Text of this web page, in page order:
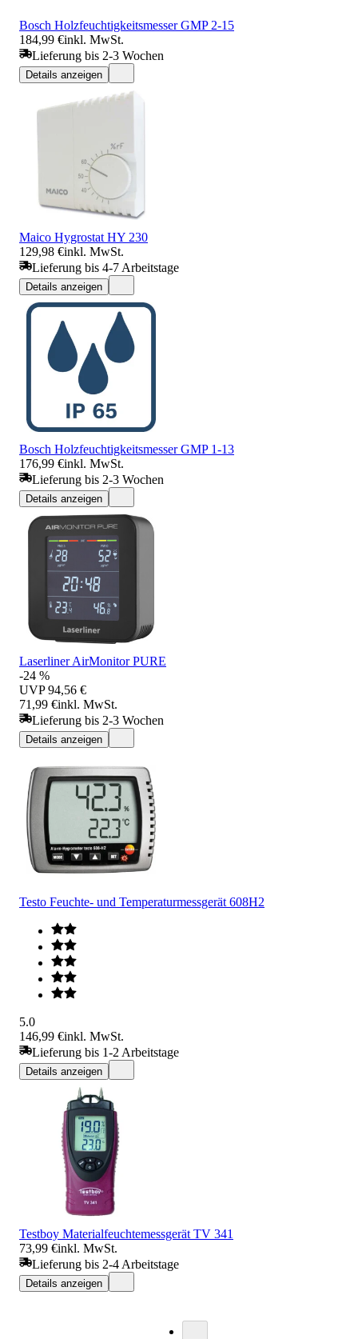
Bosch Holzfeuchtigkeitsmesser GMP 2-15
184,99 €inkl. MwSt.
Lieferung bis 2-3 Wochen
Details anzeigen
Maico Hygrostat HY 230
129,98 €inkl. MwSt.
Lieferung bis 4-7 Arbeitstage
Details anzeigen
Bosch Holzfeuchtigkeitsmesser GMP 1-13
176,99 €inkl. MwSt.
Lieferung bis 2-3 Wochen
Details anzeigen
Laserliner AirMonitor PURE
-24 %
UVP 94,56 €
71,99 €inkl. MwSt.
Lieferung bis 2-3 Wochen
Details anzeigen
Testo Feuchte- und Temperaturmessgerät 608H2
5.0
146,99 €inkl. MwSt.
Lieferung bis 1-2 Arbeitstage
Details anzeigen
Testboy Materialfeuchtemessgerät TV 341
73,99 €inkl. MwSt.
Lieferung bis 2-4 Arbeitstage
Details anzeigen